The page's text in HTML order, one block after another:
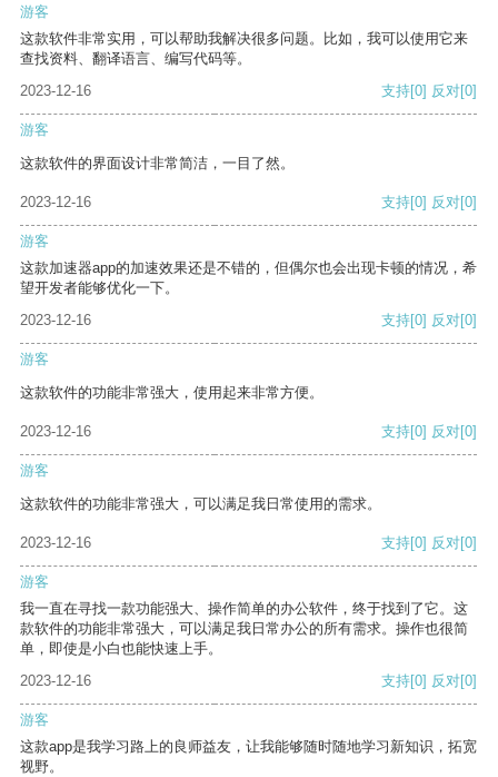
游客
这款软件非常实用，可以帮助我解决很多问题。比如，我可以使用它来
查找资料、翻译语言、编写代码等。
2023-12-16
支持[0] 反对[0]
游客
这款软件的界面设计非常简洁，一目了然。
2023-12-16 支持[0] 反对[0]
游客
这款加速器app的加速效果还是不错的，但偶尔也会出现卡顿的情况，希
望开发者能够优化一下。
2023-12-16
支持[0] 反对[0]
游客
这款软件的功能非常强大，使用起来非常方便。
2023-12-16 支持[0] 反对[0]
游客
这款软件的功能非常强大，可以满足我日常使用的需求。
2023-12-16 支持[0] 反对[0]
游客
我一直在寻找一款功能强大、操作简单的办公软件，终于找到了它。这
款软件的功能非常强大，可以满足我日常办公的所有需求。操作也很简
单，即使是小白也能快速上手。
2023-12-16
支持[0] 反对[0]
游客
这款app是我学习路上的良师益友，让我能够随时随地学习新知识，拓宽
视野。